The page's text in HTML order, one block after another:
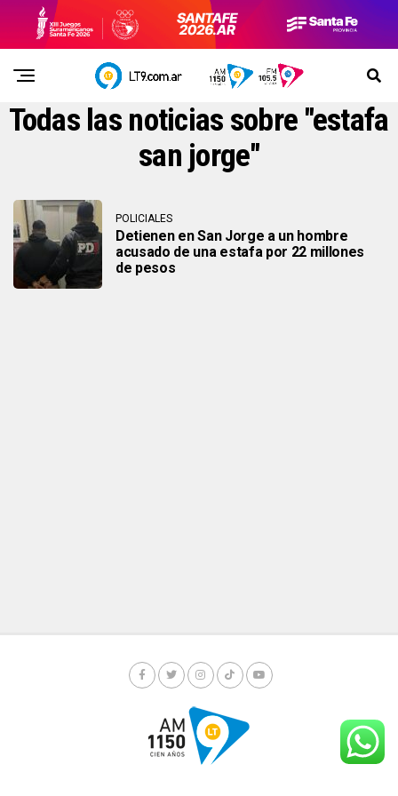
Todas las noticias sobre "estafa
san jorge"
POLICIALES
Detienen en San Jorge a un hombre
acusado de una estafa por 22 millones
de pesos